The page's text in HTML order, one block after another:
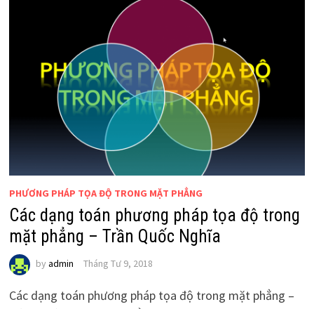
PHƯƠNG PHÁP TỌA ĐỘ TRONG MẶT PHẲNG
Các dạng toán phương pháp tọa độ trong
mặt phẳng – Trần Quốc Nghĩa
by admin Tháng Tư 9, 2018
Các dạng toán phương pháp tọa độ trong mặt phẳng –